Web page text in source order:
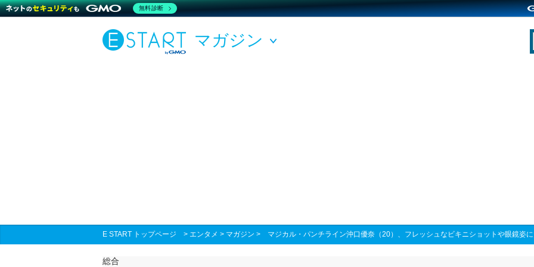
マガジン
E START トップページ > エンタメ > マガジン > マジカル・パンチライン沖口優奈（20）、フレッシュなビキニショットや眼鏡姿
総合
無料診断